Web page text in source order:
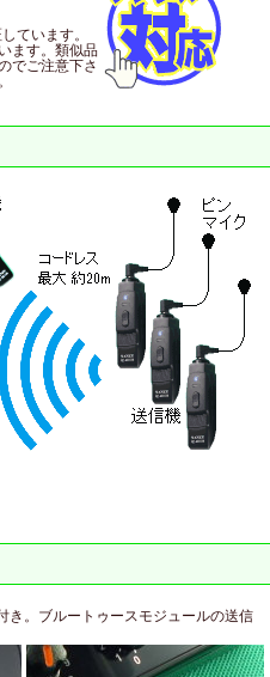
ています。
ます。類似品
でご注意下さ
き。ブルートゥースモジュールの送信